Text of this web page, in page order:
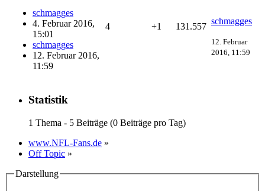
schmagges
4. Februar 2016,
15:01
schmagges
12. Februar 2016,
11:59
4 +1 131.557
schmagges
12. Februar
2016, 11:59
Statistik
1 Thema - 5 Beiträge (0 Beiträge pro Tag)
www.NFL-Fans.de »
Off Topic »
Darstellung